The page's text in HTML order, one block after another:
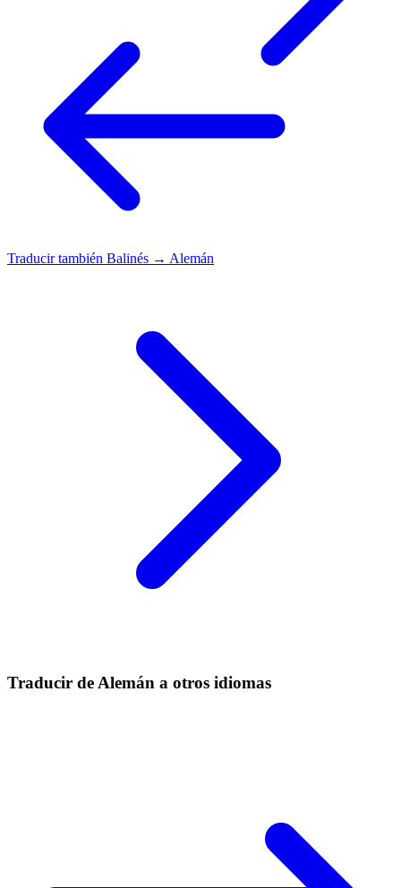
Traducir también Balinés → Alemán
Traducir de Alemán a otros idiomas